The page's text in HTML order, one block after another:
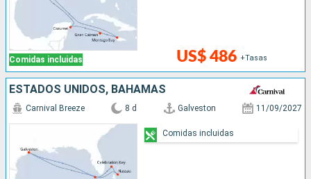
Comidas incluidas US$ 486 +Tasas
ESTADOS UNIDOS, BAHAMAS
Carnival Breeze 8 d Galveston 11/09/2027
Comidas incluidas